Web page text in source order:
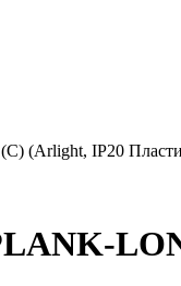
(Arlight, IP20